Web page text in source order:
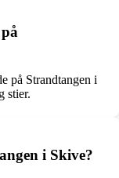
på Strandtangen i
stier.
i Skive?